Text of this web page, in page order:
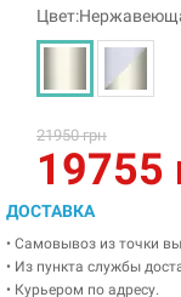
21950 грн
19755
ДОСТАВКА
• Самовывоз из точки
• Из пункта службы
• Курьером по адресу.